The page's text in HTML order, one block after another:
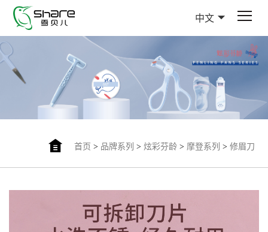
中文
首页 > 品牌系列 > 炫彩芬龄> 摩登系列 > 修眉刀